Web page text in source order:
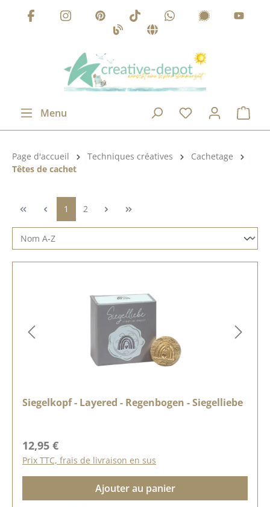
Passer au contenu principal
Menu
Catégorie de produits:
Page d'accueil Techniques créatives
Cachetage
Têtes de cachet
Page
1 Page
2
Siegelkopf - Layered - Regenbogen - Siegelliebe
Prix régulier :
12,95 €
Prix TTC, frais de livraison en sus
Ajouter au panier